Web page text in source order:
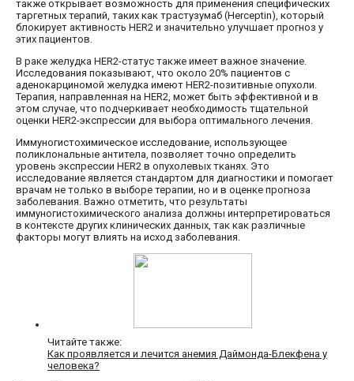
также открывает возможность для применения специфических
таргетных терапий, таких как трастузумаб (Herceptin), который
блокирует активность HER2 и значительно улучшает прогноз у
этих пациентов.
В раке желудка HER2-статус также имеет важное значение.
Исследования показывают, что около 20% пациентов с
аденокарциномой желудка имеют HER2-позитивные опухоли.
Терапия, направленная на HER2, может быть эффективной и в
этом случае, что подчеркивает необходимость тщательной
оценки HER2-экспрессии для выбора оптимального лечения.
Иммуногистохимическое исследование, использующее
поликлональные антитела, позволяет точно определить
уровень экспрессии HER2 в опухолевых тканях. Это
исследование является стандартом для диагностики и помогает
врачам не только в выборе терапии, но и в оценке прогноза
заболевания. Важно отметить, что результаты
иммуногистохимического анализа должны интерпретироваться
в контексте других клинических данных, так как различные
факторы могут влиять на исход заболевания.
Читайте также:
Как проявляется и лечится анемия Даймонда-Блекфена у
человека?